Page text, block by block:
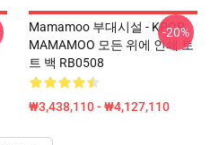
Mamamoo 부대시설 - KPOP
MAMAMOO 모든 위에 인쇄 토
트 백 RB0508
₩3,438,110 - ₩4,127,110
-20%